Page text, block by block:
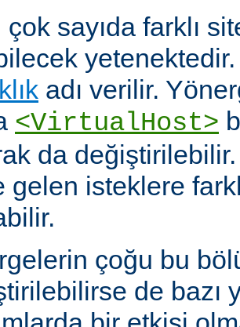
çok sayıda farklı
adı verilir.
<VirtualHost>
da
gelen isteklere
çoğu bu
de bazı